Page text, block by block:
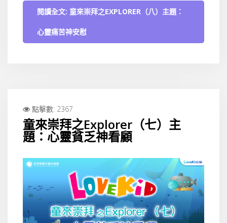
閱讀全文: 童來崇拜之EXPLORER（八）主題：
心靈痛苦神安慰
點擊數: 2367
童來崇拜之Explorer（七）主
題：心靈貧乏神看顧